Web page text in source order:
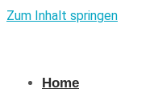
Zum Inhalt springen
Home